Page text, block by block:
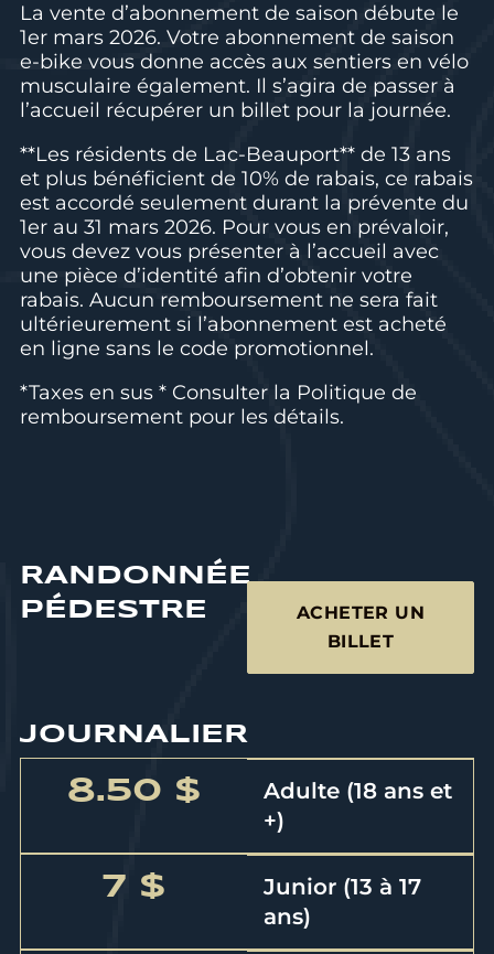
La vente d’abonnement de saison débute le
1er mars 2026. Votre abonnement de saison
e-bike vous donne accès aux sentiers en vélo
musculaire également. Il s’agira de passer à
l’accueil récupérer un billet pour la journée.
**Les résidents de Lac-Beauport** de 13 ans
et plus bénéficient de 10% de rabais, ce rabais
est accordé seulement durant la prévente du
1er au 31 mars 2026. Pour vous en prévaloir,
vous devez vous présenter à l’accueil avec
une pièce d’identité afin d’obtenir votre
rabais. Aucun remboursement ne sera fait
ultérieurement si l’abonnement est acheté
en ligne sans le code promotionnel.
*Taxes en sus * Consulter la Politique de
remboursement pour les détails.
RANDONNÉE
PÉDESTRE
ACHETER UN
BILLET
JOURNALIER
8.50 $
Adulte (18 ans et
+)
7 $
Junior (13 à 17
ans)